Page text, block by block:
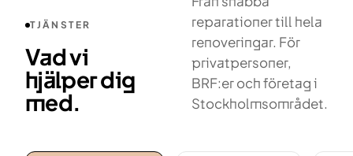
TJÄNSTER
Vad vi
hjälper dig
med.
reparationer till hela
renoveringar. För
privatpersoner,
BRF:er och företag i
Stockholmsområdet.